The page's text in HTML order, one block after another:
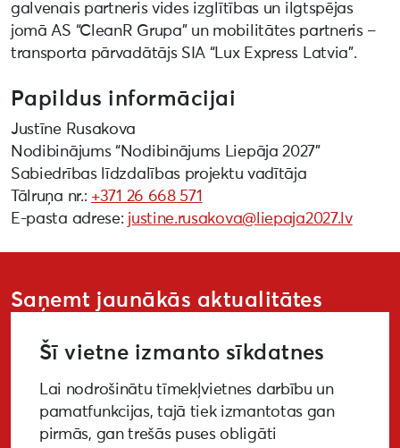
galvenais partneris vides izglītības un ilgtspējas
jomā AS “CleanR Grupa” un mobilitātes partneris –
transporta pārvadātājs SIA “Lux Express Latvia”.
Papildus informācijai
Justīne Rusakova
Nodibinājums “Nodibinājums Liepāja 2027”
Sabiedrības līdzdalības projektu vadītāja
Tālruņa nr.: +371 26 668 571
E-pasta adrese: justine.rusakova@liepaja2027.lv
Saņemt jaunākās aktualitātes
PIETEIKTIES
Šī vietne izmanto sīkdatnes
Lai nodrošinātu tīmekļvietnes darbību un
pamatfunkcijas, tajā tiek izmantotas gan
pirmās, gan trešās puses obligāti